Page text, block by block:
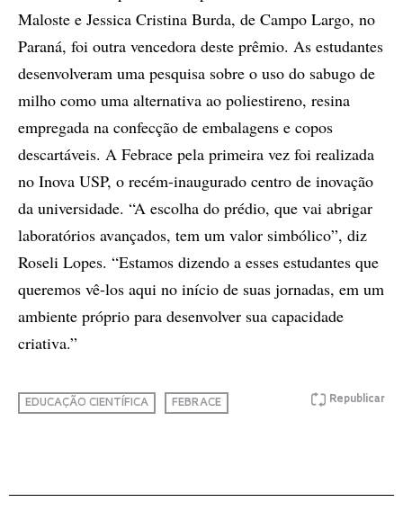
Maloste e Jessica Cristina Burda, de Campo Largo, no
Paraná, foi outra vencedora deste prêmio. As estudantes
desenvolveram uma pesquisa sobre o uso do sabugo de
milho como uma alternativa ao poliestireno, resina
empregada na confecção de embalagens e copos
descartáveis. A Febrace pela primeira vez foi realizada
no Inova USP, o recém-inaugurado centro de inovação
da universidade. “A escolha do prédio, que vai abrigar
laboratórios avançados, tem um valor simbólico”, diz
Roseli Lopes. “Estamos dizendo a esses estudantes que
queremos vê-los aqui no início de suas jornadas, em um
ambiente próprio para desenvolver sua capacidade
criativa.”
Republicar
EDUCAÇÃO CIENTÍFICA FEBRACE